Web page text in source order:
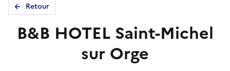
Retour
B&B HOTEL Saint-Michel
sur Orge